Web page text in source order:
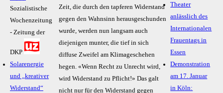
Sozialistische
Wochenzeitung
- Zeitung der
DKP
Solarenergie
und „kreativer
Widerstand“
Zeit, die durch den tapferen Widerstand
gegen den Wahnsinn herausgeschunden
wurde, werden nun langsam auch
diejenigen munter, die tief in sich
diffuse Zweifel am Klimageschehen
hegen. «Wenn Recht zu Unrecht wird,
wird Widerstand zu Pflicht!» Das galt
nicht nur für den Widerstand gegen
Theater
anlässlich des
Internationalen
Frauentags in
Essen
Demonstration
am 17. Januar
in Köln: